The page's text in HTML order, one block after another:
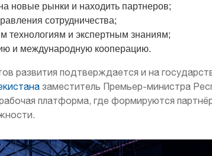
новые рынки и находить партнеров;
сотрудничества;
технологиям и экспертным знаниям;
и международную кооперацию.
развития подтверждается и на
заместитель Премьер-министра
платформа, где формируются